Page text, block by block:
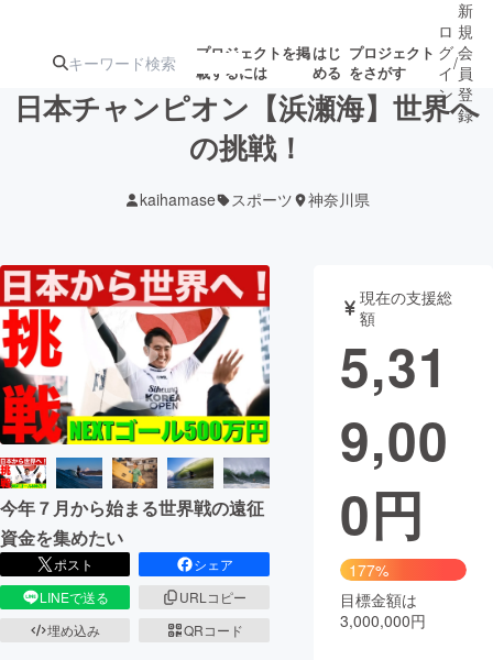
プロジェクトを掲
載するには
はじ
める
プロジェクト
をさがす
ターン
ジェクト
募集終了が近いプ
ロジェクト
アート・写真 音楽
テクノロジー・ガジェット ゲーム・サ
映像・映画
ビジネス・起業
まちづくり・地域活性化
CAMPFIRE for Social Good
CAMPFIRE Creation
CAMPFIREふるさと納税
コミュニティ
ロ
グ
イ
ン
/
新
規
会
員
登
録
日本チャンピオン【浜瀬海】世界へ
の挑戦！
kaihamase スポーツ 神奈川県
今年７月から始まる世界戦の遠征
資金を集めたい
ポスト
シェア
LINEで送る
URLコピー
埋め込み
QRコード
現在の支援総
額
5,31
9,00
0円
177%
目標金額は
3,000,000円